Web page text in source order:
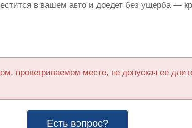
в вашем авто и доедет без ущерба —
проветриваемом месте, не допуская ее
Есть вопрос?